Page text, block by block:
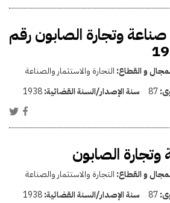
وتجارة الصابون رقم
و القطاع: التجارة والاستثمار والصناعة
87 سنة الإصدار/السنة القضائية:1938
الصابون
و القطاع: التجارة والاستثمار والصناعة
87 سنة الإصدار/السنة القضائية:1938